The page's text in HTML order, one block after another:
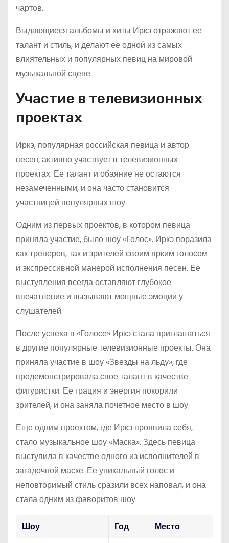
чартов.
Выдающиеся альбомы и хиты Иркэ отражают ее
талант и стиль, и делают ее одной из самых
влиятельных и популярных певиц на мировой
музыкальной сцене.
Участие в телевизионных
проектах
Иркэ, популярная российская певица и автор
песен, активно участвует в телевизионных
проектах. Ее талант и обаяние не остаются
незамеченными, и она часто становится
участницей популярных шоу.
Одним из первых проектов, в котором певица
приняла участие, было шоу «Голос». Иркэ поразила
как тренеров, так и зрителей своим ярким голосом
и экспрессивной манерой исполнения песен. Ее
выступления всегда оставляют глубокое
впечатление и вызывают мощные эмоции у
слушателей.
После успеха в «Голосе» Иркэ стала приглашаться
в другие популярные телевизионные проекты. Она
приняла участие в шоу «Звезды на льду», где
продемонстрировала свое талант в качестве
фигуристки. Ее грация и энергия покорили
зрителей, и она заняла почетное место в шоу.
Еще одним проектом, где Иркэ проявила себя,
стало музыкальное шоу «Маска». Здесь певица
выступила в качестве одного из исполнителей в
загадочной маске. Ее уникальный голос и
неповторимый стиль сразили всех наповал, и она
стала одним из фаворитов шоу.
Шоу Год
Место